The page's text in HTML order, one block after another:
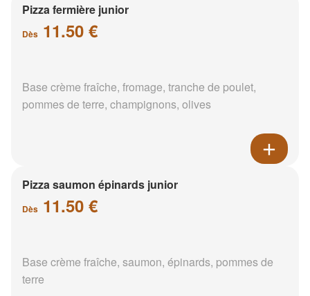
Pizza fermière junior
Dès 11.50 €
Base crème fraîche, fromage, tranche de poulet,
pommes de terre, champignons, olives
Pizza saumon épinards junior
Dès 11.50 €
Base crème fraîche, saumon, épinards, pommes de
terre